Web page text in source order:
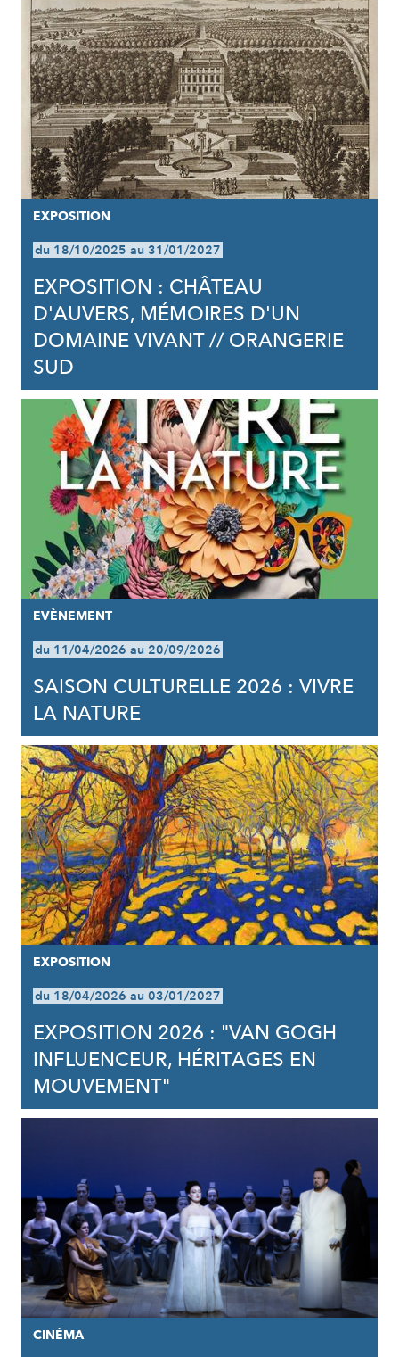
EXPOSITION
du 18/10/2025 au 31/01/2027
EXPOSITION : CHÂTEAU
D'AUVERS, MÉMOIRES D'UN
DOMAINE VIVANT // ORANGERIE
SUD
EVÈNEMENT
du 11/04/2026 au 20/09/2026
SAISON CULTURELLE 2026 : VIVRE
LA NATURE
EXPOSITION
du 18/04/2026 au 03/01/2027
EXPOSITION 2026 : "VAN GOGH
INFLUENCEUR, HÉRITAGES EN
MOUVEMENT"
CINÉMA